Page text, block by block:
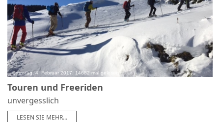
Samstag, 4. Februar 2017, 14682 mal gelesen
Touren und Freeriden
unvergesslich
LESEN SIE MEHR...